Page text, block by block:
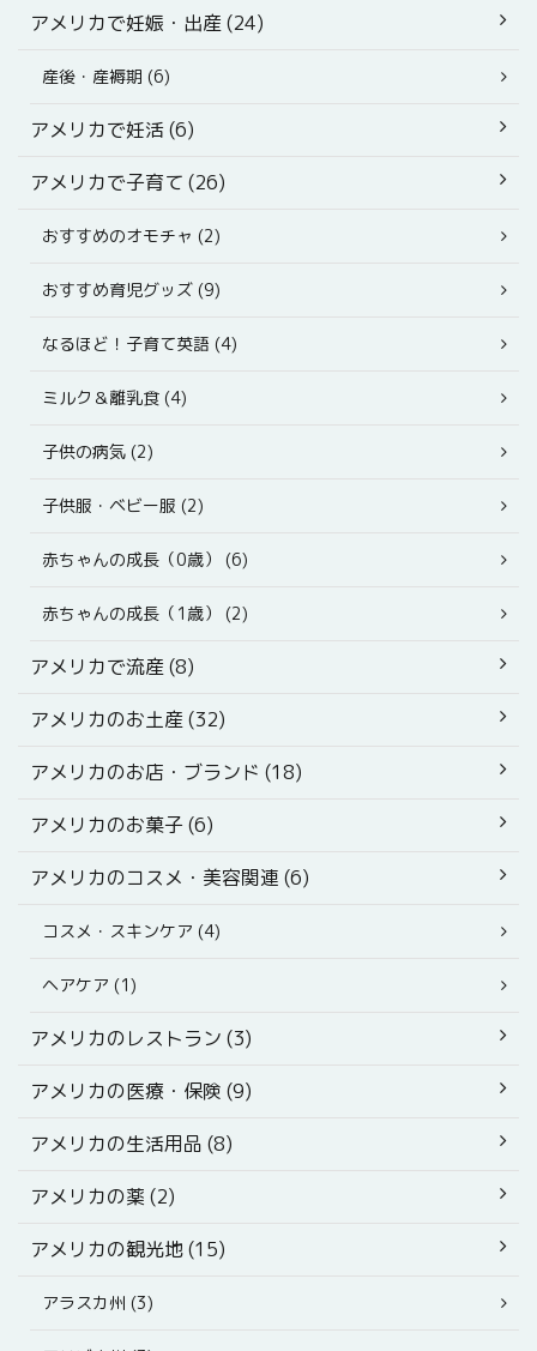
アメリカで妊娠・出産 (24)
産後・産褥期 (6)
アメリカで妊活 (6)
アメリカで子育て (26)
おすすめのオモチャ (2)
おすすめ育児グッズ (9)
なるほど！子育て英語 (4)
ミルク＆離乳食 (4)
子供の病気 (2)
子供服・ベビー服 (2)
赤ちゃんの成長（0歳） (6)
赤ちゃんの成長（1歳） (2)
アメリカで流産 (8)
アメリカのお土産 (32)
アメリカのお店・ブランド (18)
アメリカのお菓子 (6)
アメリカのコスメ・美容関連 (6)
コスメ・スキンケア (4)
ヘアケア (1)
アメリカのレストラン (3)
アメリカの医療・保険 (9)
アメリカの生活用品 (8)
アメリカの薬 (2)
アメリカの観光地 (15)
アラスカ州 (3)